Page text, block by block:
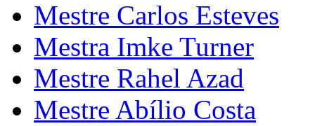
Mestre Carlos Esteves
Mestra Imke Turner
Mestre Rahel Azad
Mestre Abílio Costa